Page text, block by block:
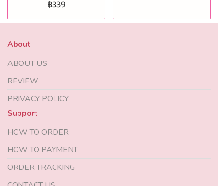
฿339
About
ABOUT US
REVIEW
PRIVACY POLICY
Support
HOW TO ORDER
HOW TO PAYMENT
ORDER TRACKING